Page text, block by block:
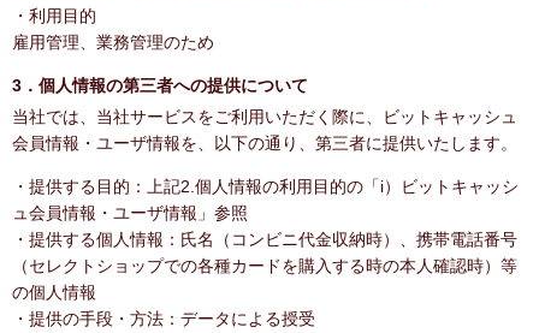
・利用目的
雇用管理、業務管理のため
3．個人情報の第三者への提供について
当社では、当社サービスをご利用いただく際に、ビットキャッシュ
会員情報・ユーザ情報を、以下の通り、第三者に提供いたします。
・提供する目的：上記2.個人情報の利用目的の「i）ビットキャッシ
ュ会員情報・ユーザ情報」参照
・提供する個人情報：氏名（コンビニ代金収納時）、携帯電話番号
（セレクトショップでの各種カードを購入する時の本人確認時）等
の個人情報
・提供の手段・方法：データによる授受